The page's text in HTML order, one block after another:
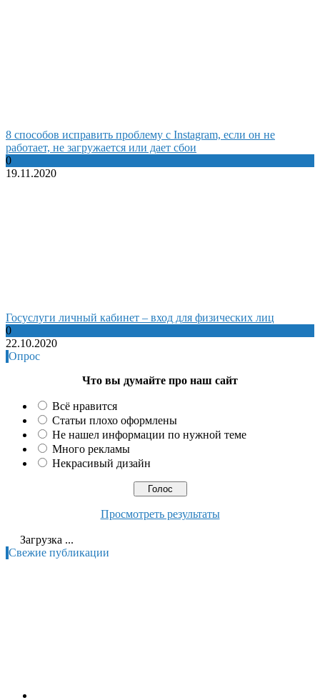
8 способов исправить проблему с Instagram, если он не
работает, не загружается или дает сбои
0
19.11.2020
Госуслуги личный кабинет – вход для физических лиц
0
22.10.2020
Опрос
Что вы думайте про наш сайт
Всё нравится
Статьи плохо оформлены
Не нашел информации по нужной теме
Много рекламы
Некрасивый дизайн
Просмотреть результаты
Загрузка ...
Свежие публикации